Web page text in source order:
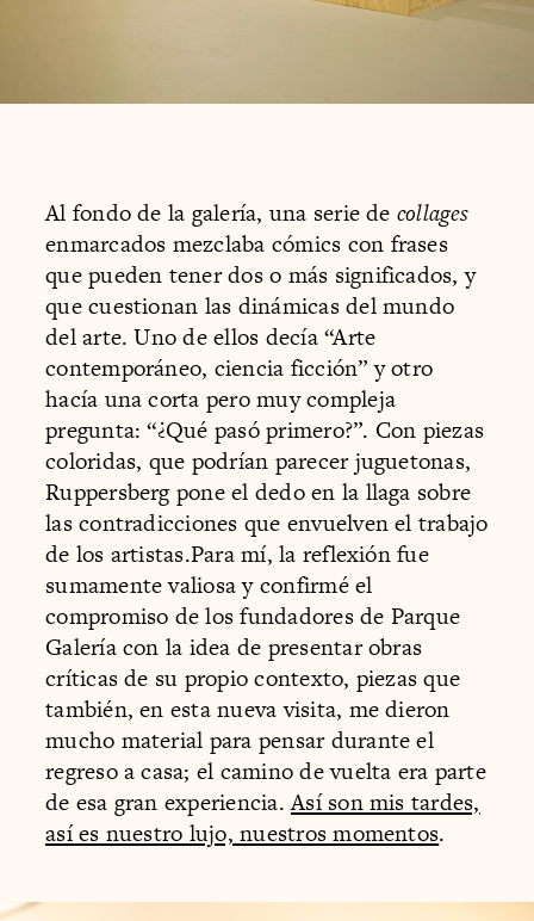
Al fondo de la galería, una serie de collages
enmarcados mezclaba cómics con frases
que pueden tener dos o más significados, y
que cuestionan las dinámicas del mundo
del arte. Uno de ellos decía “Arte
contemporáneo, ciencia ficción” y otro
hacía una corta pero muy compleja
pregunta: “¿Qué pasó primero?”. Con piezas
coloridas, que podrían parecer juguetonas,
Ruppersberg pone el dedo en la llaga sobre
las contradicciones que envuelven el trabajo
de los artistas.Para mí, la reflexión fue
sumamente valiosa y confirmé el
compromiso de los fundadores de Parque
Galería con la idea de presentar obras
críticas de su propio contexto, piezas que
también, en esta nueva visita, me dieron
mucho material para pensar durante el
regreso a casa; el camino de vuelta era parte
de esa gran experiencia.Así son mis tardes,
así es nuestro lujo, nuestros momentos.